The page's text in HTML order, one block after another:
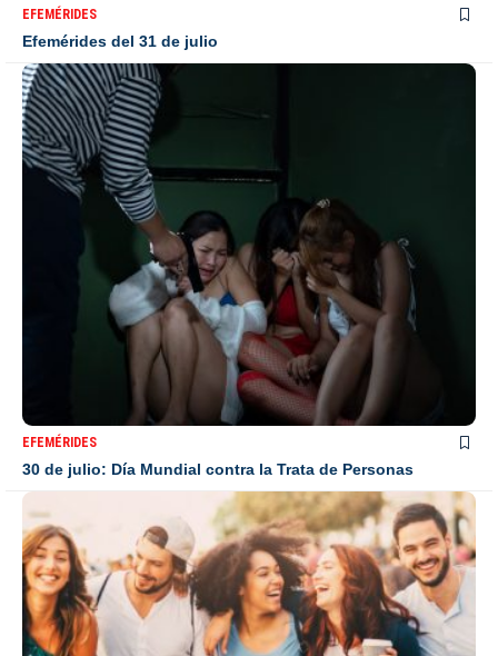
EFEMÉRIDES
Efemérides del 31 de julio
EFEMÉRIDES
30 de julio: Día Mundial contra la Trata de Personas